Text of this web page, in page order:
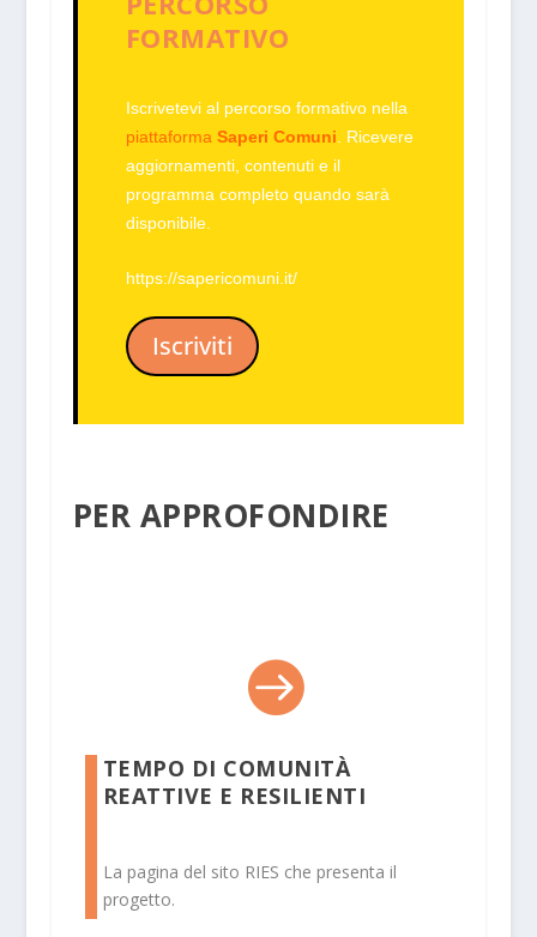
FORMATIVO
Iscrivetevi al percorso formativo nella
piattaforma Saperi Comuni . Ricevere
aggiornamenti, contenuti e il
programma completo quando sarà
disponibile.
https://sapericomuni.it/
Iscriviti
PER APPROFONDIRE

TEMPO DI COMUNITÀ
REATTIVE E RESILIENTI
La pagina del sito RIES che presenta il
progetto.